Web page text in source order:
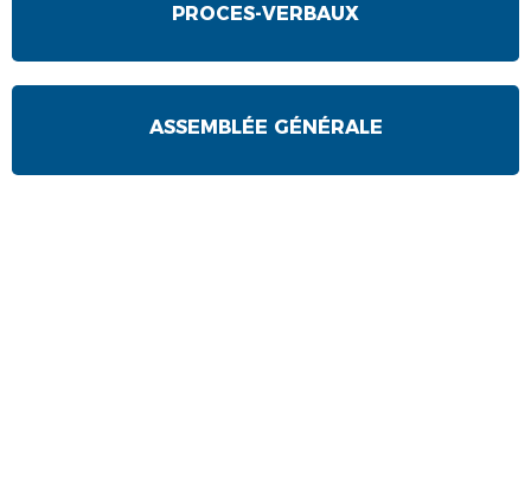
PROCES-VERBAUX
ASSEMBLÉE GÉNÉRALE